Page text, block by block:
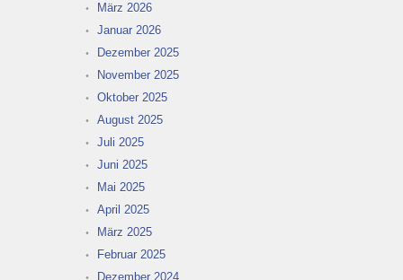
März 2026
Januar 2026
Dezember 2025
November 2025
Oktober 2025
August 2025
Juli 2025
Juni 2025
Mai 2025
April 2025
März 2025
Februar 2025
Dezember 2024